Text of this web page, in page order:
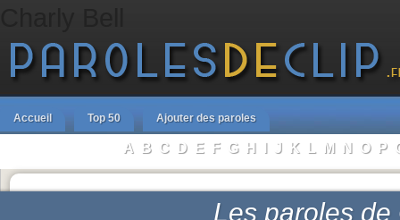
Accueil Top 50 Ajouter des paroles
A B C D E F G H I J K L M N O P
Les paroles de